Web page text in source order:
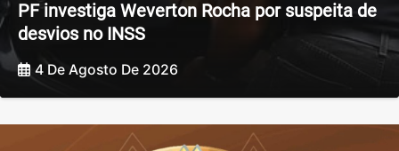
PF investiga Weverton Rocha por suspeita de
desvios no INSS
4 De Agosto De 2026